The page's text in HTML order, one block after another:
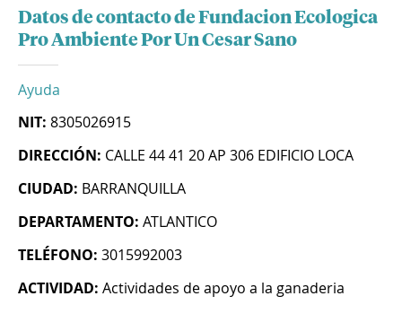
Datos de contacto de Fundacion Ecologica
Pro Ambiente Por Un Cesar Sano
Ayuda
NIT: 8305026915
DIRECCIÓN: CALLE 44 41 20 AP 306 EDIFICIO LOCA
CIUDAD: BARRANQUILLA
DEPARTAMENTO: ATLANTICO
TELÉFONO: 3015992003
ACTIVIDAD: Actividades de apoyo a la ganaderia